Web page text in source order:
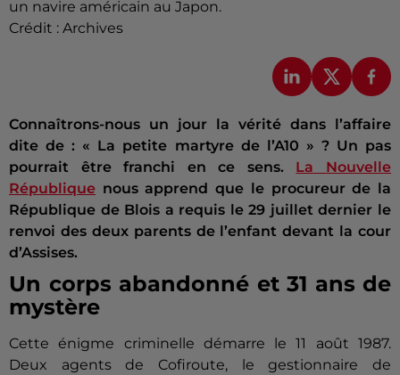
un navire américain au Japon.
Crédit : Archives
Connaîtrons-nous un jour la vérité dans l’affaire
dite de : « La petite martyre de l’A10 » ? Un pas
pourrait être franchi en ce sens. La Nouvelle
République nous apprend que le procureur de la
République de Blois a requis le 29 juillet dernier le
renvoi des deux parents de l’enfant devant la cour
d’Assises.
Un corps abandonné et 31 ans de
mystère
Cette énigme criminelle démarre le 11 août 1987.
Deux agents de Cofiroute, le gestionnaire de